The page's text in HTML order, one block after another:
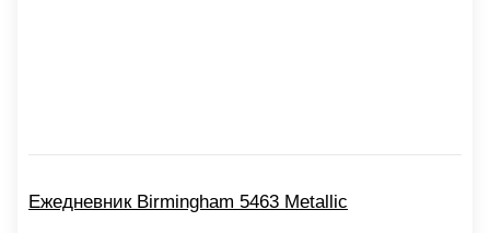
Ежедневник Birmingham 5463 Metallic